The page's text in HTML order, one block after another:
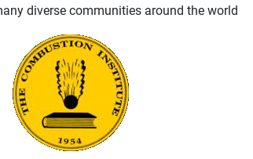
diverse communities around the world